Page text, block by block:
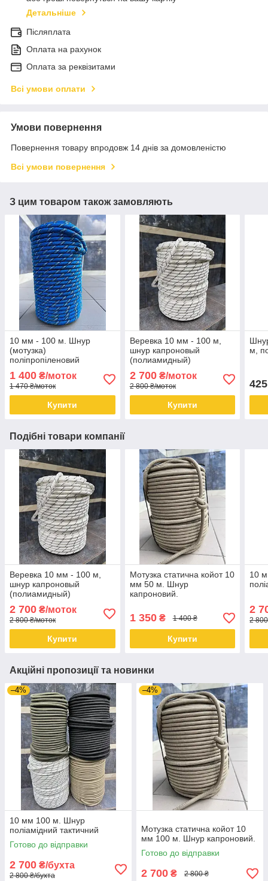
Детальніше
Післяплата
Оплата на рахунок
Оплата за реквізитами
Всі умови оплати
Умови повернення
Повернення товару впродовж 14 днів за домовленістю
Всі умови повернення
З цим товаром також замовляють
10 мм - 100 м. Шнур
(мотузка)
поліпропіленовий
1 400 ₴/моток
1 470 ₴/моток
Купити
Веревка 10 мм - 100 м,
шнур капроновый
(полиамидный)
2 700₴/моток
2 800 ₴/моток
Купити
м,
425
Подібні товари компанії
Веревка 10 мм - 100 м,
шнур капроновый
(полиамидный)
2 700 ₴/моток
2 800 ₴/моток
Купити
Мотузка статична койот 10
мм 50 м. Шнур
капроновий.
1 350₴ 1 400 ₴
Купити
10
2
2
Акційні пропозиції та новинки
–4%
10 мм 100 м. Шнур
поліамідний тактичний
Готово до відправки
2 700 ₴/бухта
2 800 ₴/бухта
–4%
Мотузка статична койот 10
мм 100 м. Шнур капроновий.
Готово до відправки
2 700 ₴ 2 800 ₴